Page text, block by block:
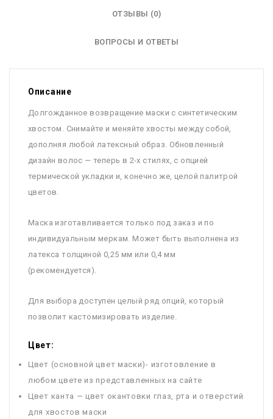
ОТЗЫВЫ (0)
ВОПРОСЫ И ОТВЕТЫ
Описание
Долгожданное возвращение маски с синтетическим
хвостом. Снимайте и меняйте хвосты между собой,
дополняя любой латексный образ. Обновленный
дизайн волос — теперь в 2-х стилях, с опцией
термической укладки и, конечно же, целой палитрой
цветов.
Маска изготавливается только под заказ и по
индивидуальным меркам. Может быть выполнена из
латекса толщиной 0,25 мм или 0,4 мм
(рекомендуется).
Для выбора доступен целый ряд опций, который
позволит кастомизировать изделие.
Цвет:
Цвет (основной цвет маски)- изготовление в
любом цвете из представленных на сайте
Цвет канта — цвет окантовки глаз, рта и отверстий
для хвостов маски